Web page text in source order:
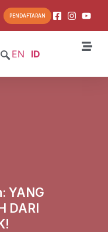
PENDAFTARAN
EN ID
YANG
DARI